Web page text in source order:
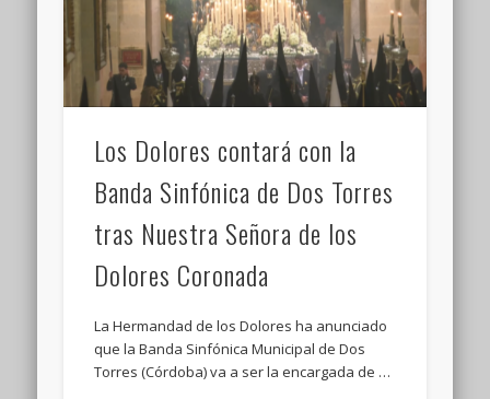
Los Dolores contará con la
Banda Sinfónica de Dos Torres
tras Nuestra Señora de los
Dolores Coronada
La Hermandad de los Dolores ha anunciado
que la Banda Sinfónica Municipal de Dos
Torres (Córdoba) va a ser la encargada de …